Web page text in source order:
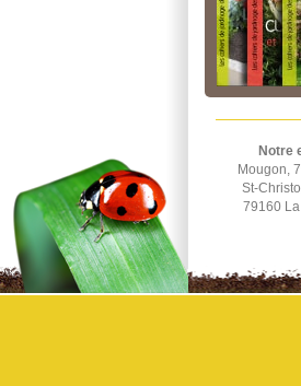
Notre
Mougon,
St-
79160